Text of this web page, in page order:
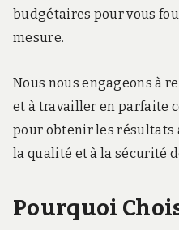
budgétaires pour vous
mesure.
Nous nous engageons à
et à travailler en parfaite
pour obtenir les résultats
la qualité et à la sécurité
Pourquoi